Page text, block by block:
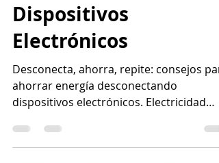
Desconecta, Ahorra,
Repite: Consejos para
Ahorrar Energía
Desconectando
Dispositivos
Electrónicos